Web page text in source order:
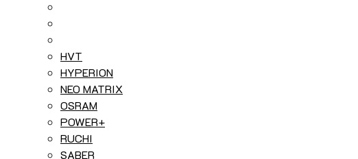
HVT
HYPERION
NEO MATRIX
OSRAM
POWER+
RUCHI
SABER